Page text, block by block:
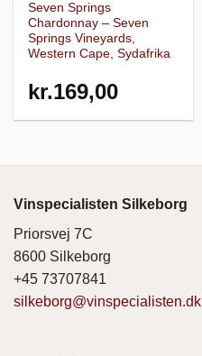
Seven Springs
Chardonnay – Seven
Springs Vineyards,
Western Cape, Sydafrika
kr.169,00
Vinspecialisten Silkeborg
Priorsvej 7C
8600 Silkeborg
+45 73707841
silkeborg@vinspecialisten.dk